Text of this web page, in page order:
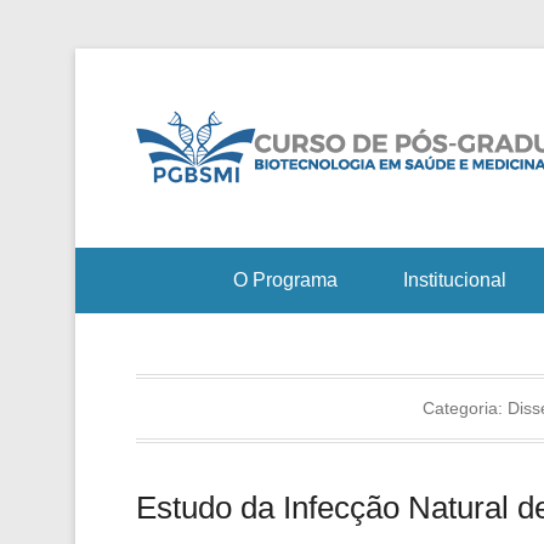
O Programa Institucional
Categoria:
Estudo da Infecção Natural